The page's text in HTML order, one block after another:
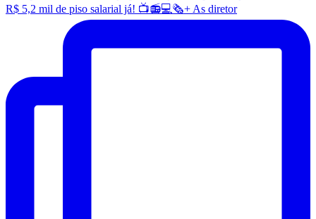
R$ 5,2 mil de piso salarial já! 📺📻💻🗞️+ As diretor